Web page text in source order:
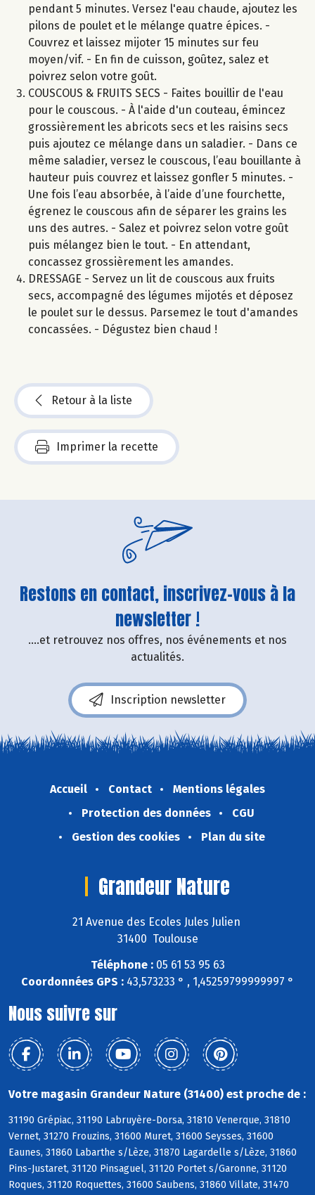
pendant 5 minutes. Versez l'eau chaude, ajoutez les
pilons de poulet et le mélange quatre épices. -
Couvrez et laissez mijoter 15 minutes sur feu
moyen/vif. - En fin de cuisson, goûtez, salez et
poivrez selon votre goût.
COUSCOUS & FRUITS SECS - Faites bouillir de l'eau
pour le couscous. - À l'aide d'un couteau, émincez
grossièrement les abricots secs et les raisins secs
puis ajoutez ce mélange dans un saladier. - Dans ce
même saladier, versez le couscous, l’eau bouillante à
hauteur puis couvrez et laissez gonfler 5 minutes. -
Une fois l’eau absorbée, à l’aide d’une fourchette,
égrenez le couscous afin de séparer les grains les
uns des autres. - Salez et poivrez selon votre goût
puis mélangez bien le tout. - En attendant,
concassez grossièrement les amandes.
DRESSAGE - Servez un lit de couscous aux fruits
secs, accompagné des légumes mijotés et déposez
le poulet sur le dessus. Parsemez le tout d'amandes
concassées. - Dégustez bien chaud !
Retour à la liste
Imprimer la recette
Restons en contact, inscrivez-vous à la
newsletter !
....et retrouvez nos offres, nos événements et nos
actualités.
Inscription newsletter
Accueil Contact
Mentions légales
Protection des données
CGU
Gestion des cookies
Plan du site
Grandeur Nature
21 Avenue des Ecoles Jules Julien
31400 Toulouse
Téléphone :05 61 53 95 63
Coordonnées GPS : 43,573233 ° , 1,45259799999997 °
Nous suivre sur
Votre magasin Grandeur Nature (31400) est proche de :
31190 Grépiac, 31190 Labruyère-Dorsa, 31810 Venerque, 31810
Vernet, 31270 Frouzins, 31600 Muret, 31600 Seysses, 31600
Eaunes, 31860 Labarthe s/Lèze, 31870 Lagardelle s/Lèze, 31860
Pins-Justaret, 31120 Pinsaguel, 31120 Portet s/Garonne, 31120
Roques, 31120 Roquettes, 31600 Saubens, 31860 Villate, 31470